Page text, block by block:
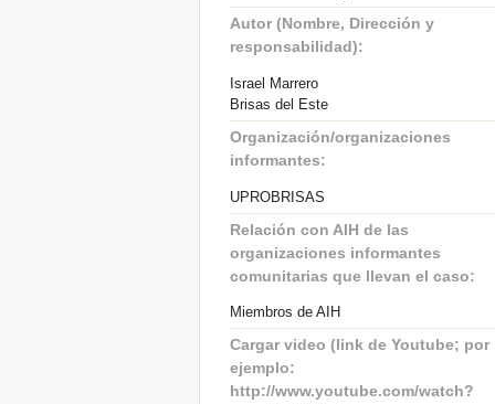
Autor (Nombre, Dirección y
responsabilidad):
Israel Marrero
Brisas del Este
Organización/organizaciones
informantes:
UPROBRISAS
Relación con AIH de las
organizaciones informantes
comunitarias que llevan el caso:
Miembros de AIH
Cargar video (link de Youtube; por
ejemplo:
http://www.youtube.com/watch?